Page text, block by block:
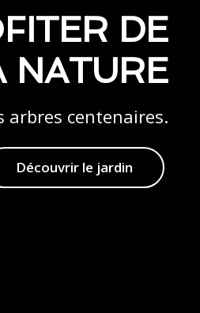
DE
et préservé où l'on
recevoir.
les gîtes
DE
NATURE
arbres centenaires.
Découvrir le jardin
ET
temps.